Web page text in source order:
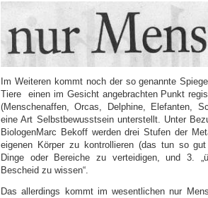
Im Weiteren kommt noch der so genannte
Tiere einen im Gesicht angebrachten Punkt
(Menschenaffen, Orcas, Delphine, Elefanten,
eine Art Selbstbewusstsein unterstellt. Unter
BiologenMarc Bekoff werden drei Stufen der
eigenen Körper zu kontrollieren (das tun so
Dinge oder Bereiche zu verteidigen, und 3.
Bescheid zu wissen“.
Das allerdings kommt im wesentlichen nur